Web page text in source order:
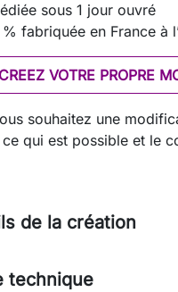
sous 1 jour ouvré
fabriquée en France à
VOTRE PROPRE
souhaitez une
qui est possible et le
de la création
technique